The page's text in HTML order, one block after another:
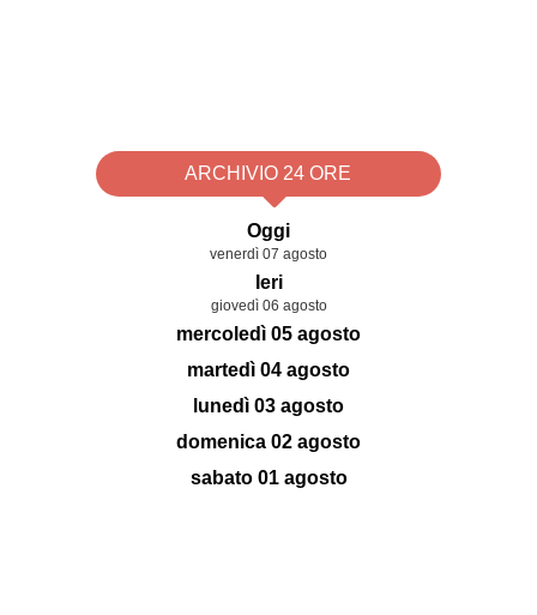
ARCHIVIO 24 ORE
Oggi
venerdì 07 agosto
Ieri
giovedì 06 agosto
mercoledì 05 agosto
martedì 04 agosto
lunedì 03 agosto
domenica 02 agosto
sabato 01 agosto